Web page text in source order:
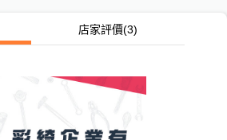
店家評價(3)